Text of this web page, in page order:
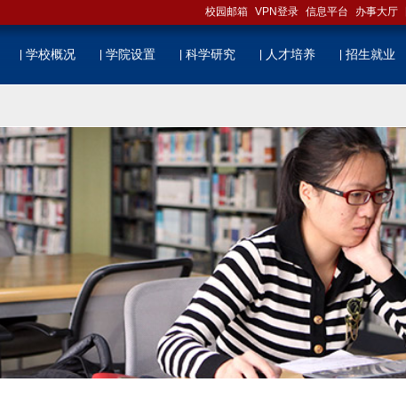
校园邮箱 VPN登录 信息平台 办事大厅
学校概况 学院设置 科学研究 人才培养 招生就业